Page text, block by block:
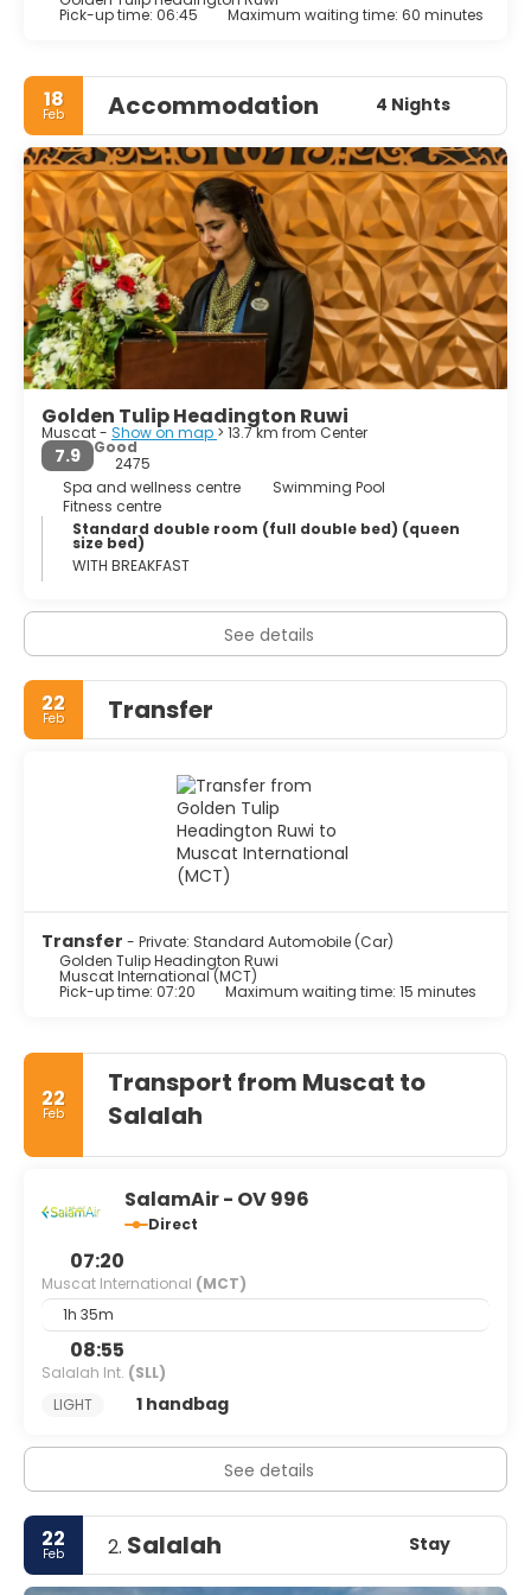
Pick-up time: 06:45 Maximum waiting time: 60 minutes
18
Feb Accommodation 4 Nights
Golden Tulip Headington Ruwi
Muscat - Show on map > 13.7 km from Center
7.9
Good
2475
Spa and wellness centre
Swimming Pool
Fitness centre
Standard double room (full double bed) (queen
size bed)
WITH BREAKFAST
See details
22
Feb Transfer
Transfer - Private: Standard Automobile (Car)
Golden Tulip Headington Ruwi
Muscat International (MCT)
Pick-up time: 07:20 Maximum waiting time: 15 minutes
22
Feb
Transport from Muscat to
Salalah
SalamAir - OV 996
Direct
07:20
Muscat International (MCT)
1h 35m
08:55
Salalah Int. (SLL)
LIGHT
1 handbag
See details
22
Feb 2. Salalah Stay